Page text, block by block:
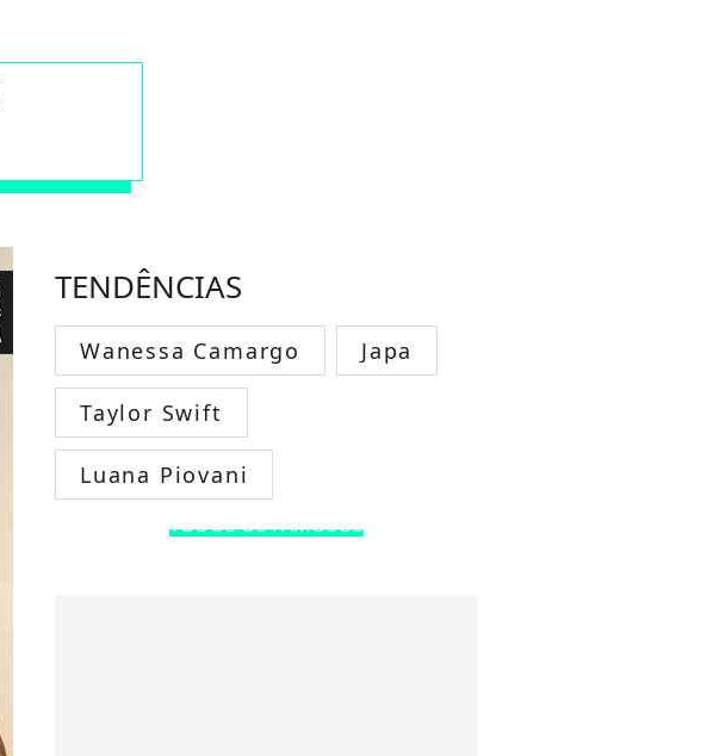
TENDÊNCIAS
Wanessa Camargo Japa
Taylor Swift
Luana Piovani
TODOS OS FAMOSOS